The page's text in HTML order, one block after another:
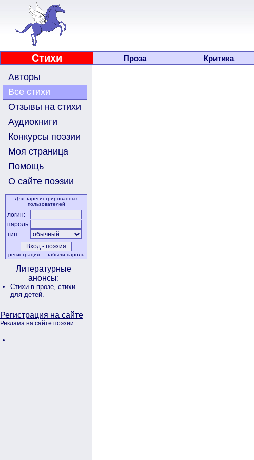
Стихи Проза Критика
Авторы
Все стихи
Отзывы на стихи
Аудиокниги
Конкурсы поэзии
Моя страница
Помощь
О сайте поэзии
Для зарегистрированных
пользователей
логин:
пароль:
тип:
регистрация забыли пароль
Литературные
анонсы:
Стихи в прозе, стихи
для детей.
Регистрация на сайте
Реклама на сайте поэзии: